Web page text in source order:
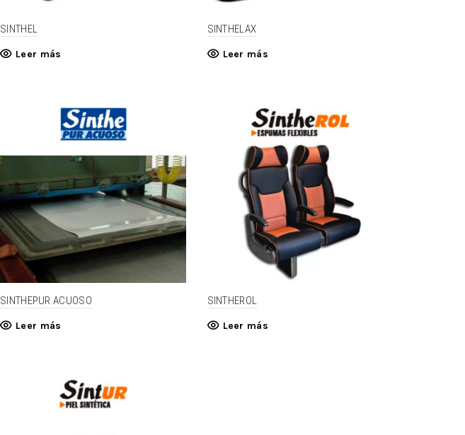
SINTHEL
Leer más
SINTHELAX
Leer más
SINTHEPUR ACUOSO
Leer más
SINTHEROL
Leer más